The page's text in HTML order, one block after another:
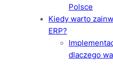
Polsce
Kiedy warto
ERP?
dlaczego